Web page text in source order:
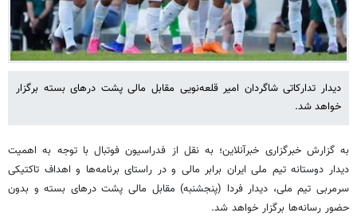
دیدار تدارکاتی شاگردان امیر قلعه‌نویی مقابل مالی پشت درهای بسته برگزار
خواهد شد.
به گزارش خبرگزاری خبرآنلاین؛ به نقل از فدراسیون فوتبال با توجه به اهمیت
دیدار دوستانه تیم ملی ایران برابر مالی و در راستای برنامه‌ها و اهداف تاکتیکی
سرمربی تیم ملی، دیدار فردا (پنجشنبه) مقابل مالی پشت درهای بسته و بدون
حضور رسانه‌ها برگزار خواهد شد.